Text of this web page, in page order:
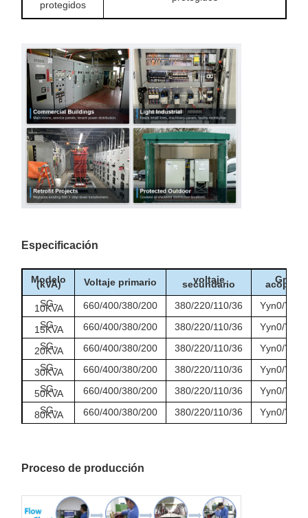
protegidos
Especificación
Modelo
(kVA) Voltaje primario voltaje
secundario Grupo
SG-
10KVA 660/400/380/200 380/220/110/36
Yyn0/Y/d/
SG-
15KVA 660/400/380/200 380/220/110/36
Yyn0/Y/d/
SG-
20KVA 660/400/380/200 380/220/110/36
Yyn0/Y/d/
SG-
30KVA 660/400/380/200 380/220/110/36
Yyn0/Y/d/
SG-
50KVA 660/400/380/200 380/220/110/36
Yyn0/Y/d/
SG-
80KVA 660/400/380/200 380/220/110/36
Yyn0/Y/d/
Proceso de producción